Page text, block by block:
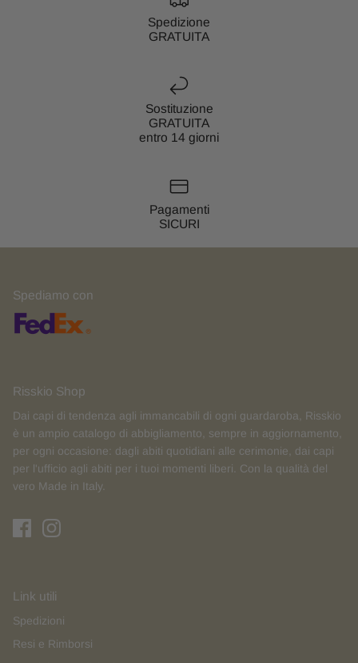
Spedizione
GRATUITA
Sostituzione
GRATUITA
entro 14 giorni
Pagamenti
SICURI
Spediamo con
Risskio Shop
Dai capi di tendenza agli immancabili di ogni guardaroba, Risskio
è un ampio catalogo di abbigliamento, sempre in aggiornamento,
per ogni occasione: dagli abiti quotidiani alle cerimonie, dai capi
per l'ufficio agli abiti per i tuoi momenti liberi. Con la qualità del
vero Made in Italy.
Link utili
Spedizioni
Resi e Rimborsi